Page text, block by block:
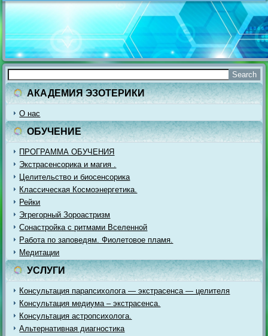
АКАДЕМИЯ ЭЗОТЕРИКИ
О нас
ОБУЧЕНИЕ
ПРОГРАММА ОБУЧЕНИЯ
Экстрасенсорика и магия .
Целительство и биосенсорика
Классическая Космоэнергетика.
Рейки
Эгрегорный Зороастризм
Сонастройка с ритмами Вселенной
Работа по заповедям. Фиолетовое пламя.
Медитации
УСЛУГИ
Консультация парапсихолога — экстрасенса — целителя
Консультация медиума – экстрасенса.
Консультация астропсихолога.
Альтернативная диагностика